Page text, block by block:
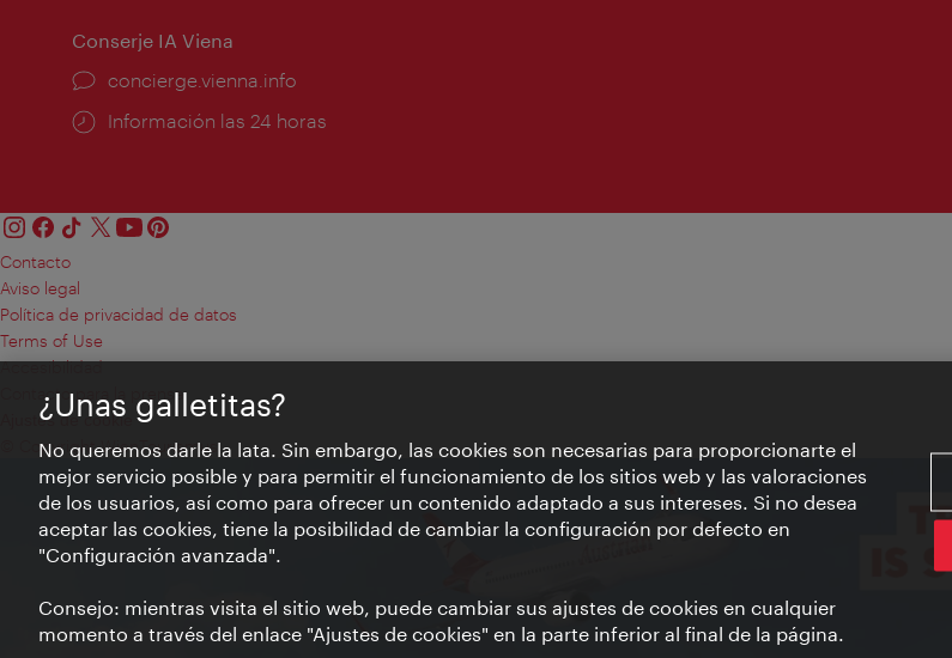
Conserje IA Viena
concierge.vienna.info
Información las 24 horas
Contacto
Aviso legal
Política de privacidad de datos
Terms of Use
Accesibilidad
Contacto para la prensa
Ajustes de cookie
© Copyright WienTourismus
¿Unas galletitas?
No queremos darle la lata. Sin embargo, las cookies son necesarias para proporcionarte el
mejor servicio posible y para permitir el funcionamiento de los sitios web y las valoraciones
de los usuarios, así como para ofrecer un contenido adaptado a sus intereses. Si no desea
aceptar las cookies, tiene la posibilidad de cambiar la configuración por defecto en
"Configuración avanzada".
Consejo: mientras visita el sitio web, puede cambiar sus ajustes de cookies en cualquier
momento a través del enlace "Ajustes de cookies" en la parte inferior al final de la página.